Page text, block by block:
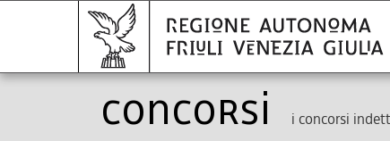
Concorsi i concorsi